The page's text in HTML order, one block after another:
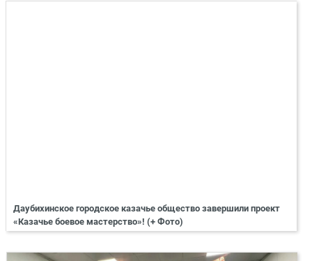
Даубихинское городское казачье общество завершили проект
«Казачье боевое мастерство»! (+ Фото)